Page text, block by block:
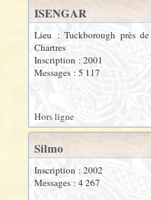
ISENGAR
Lieu : Tuckborough près de
Chartres
Inscription : 2001
Messages : 5 117
Hors ligne
Silmo
Inscription : 2002
Messages : 4 267